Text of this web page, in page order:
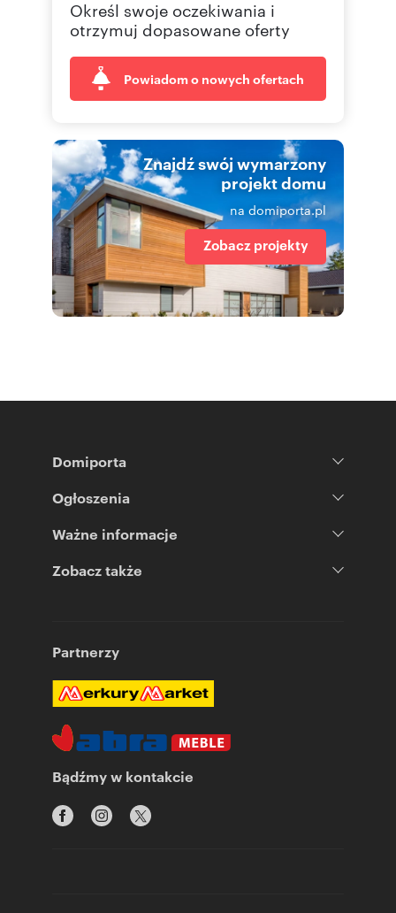
Określ swoje oczekiwania i
otrzymuj dopasowane oferty
Powiadom o nowych ofertach
Znajdź swój wymarzony
projekt domu
na domiporta.pl
Zobacz projekty
Domiporta
Ogłoszenia
Ważne informacje
Zobacz także
Partnerzy
Bądźmy w kontakcie